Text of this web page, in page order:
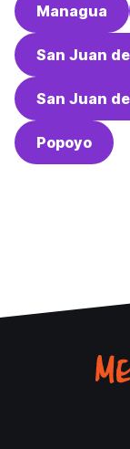
Managua
San Juan
San Juan
Popoyo